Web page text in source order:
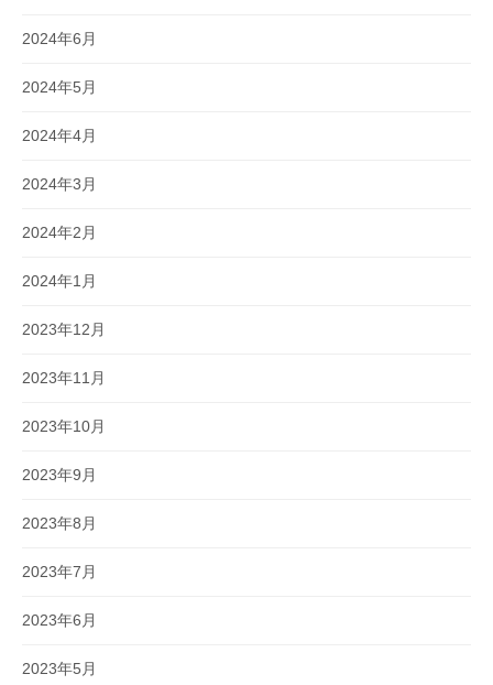
2024年6月
2024年5月
2024年4月
2024年3月
2024年2月
2024年1月
2023年12月
2023年11月
2023年10月
2023年9月
2023年8月
2023年7月
2023年6月
2023年5月